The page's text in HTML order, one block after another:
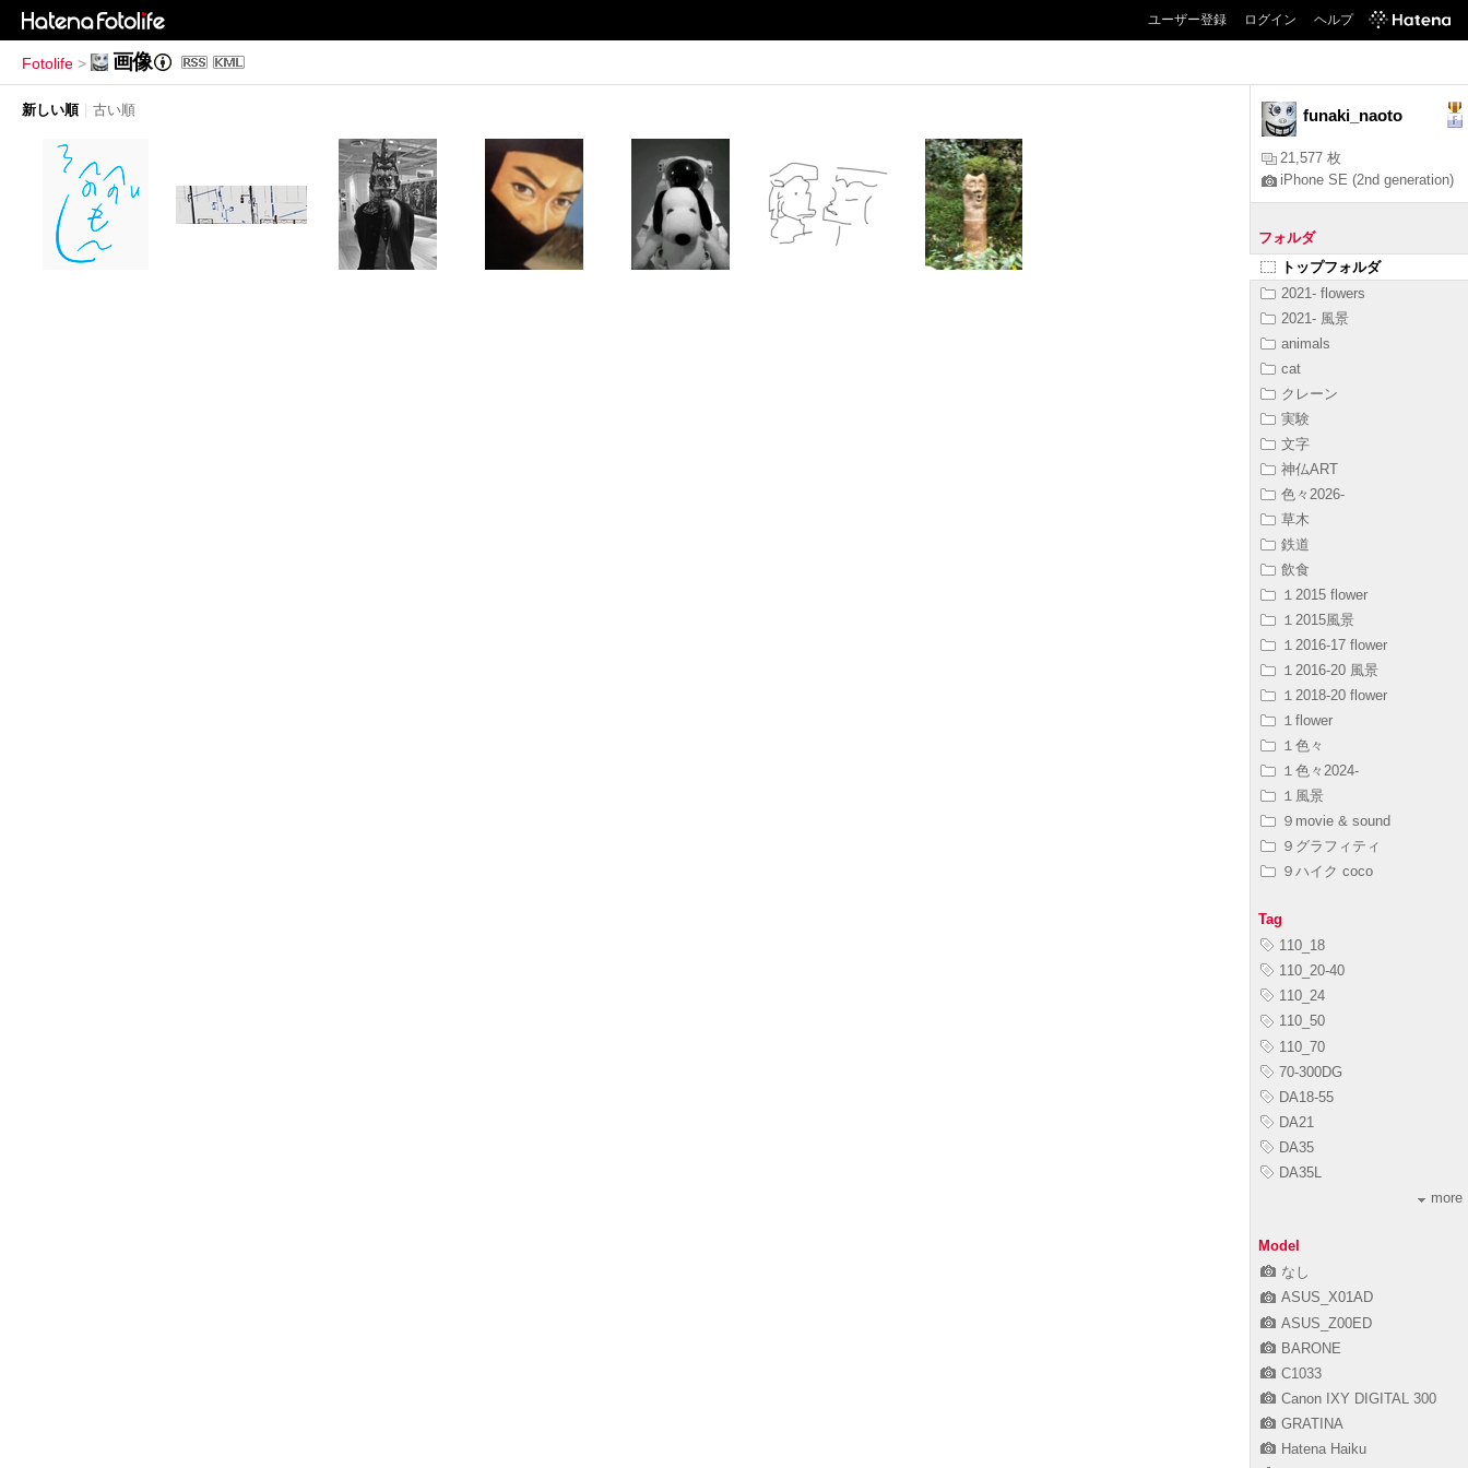
ユーザー登録 ログイン ヘルプ
Fotolife > 画像
新しい順 古い順 funaki_naoto
21,577 枚
iPhone SE (2nd generation)
フォルダ
トップフォルダ
2021- flowers
2021- 風景
animals
cat
クレーン
実験
文字
神仏ART
色々2026-
草木
鉄道
飲食
１2015 flower
１2015風景
１2016-17 flower
１2016-20 風景
１2018-20 flower
１flower
１色々
１色々2024-
１風景
９movie & sound
９グラフィティ
９ハイク coco
Tag
110_18
110_20-40
110_24
110_50
110_70
70-300DG
DA18-55
DA21
DA35
DA35L
more
Model
なし
ASUS_X01AD
ASUS_Z00ED
BARONE
C1033
Canon IXY DIGITAL 300
GRATINA
Hatena Haiku